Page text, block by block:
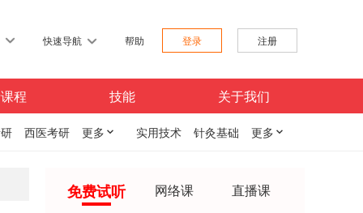
快速导航 帮助 登录 注册
程 技能 关于我们
西医考研 更多  实用技术 针灸基础 更多 
免费试听 网络课 直播课